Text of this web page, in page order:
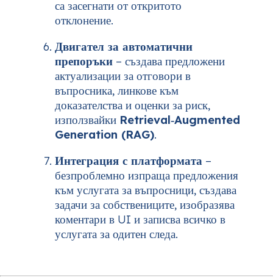
са засегнати от откритото
отклонение.
Двигател за автоматични
препоръки – създава предложени
актуализации за отговори в
въпросника, линкове към
доказателства и оценки за риск,
използвайки Retrieval‑Augmented
Generation (RAG).
Интеграция с платформата –
безпроблемно изпраща предложения
към услугата за въпросници, създава
задачи за собствениците, изобразява
коментари в UI и записва всичко в
услугата за одитен следа.